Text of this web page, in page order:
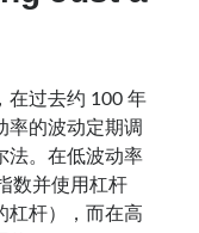
在过去约 100 年
率的波动定期调
法。在低波动率
数并使用杠杆
杠杆），而在高